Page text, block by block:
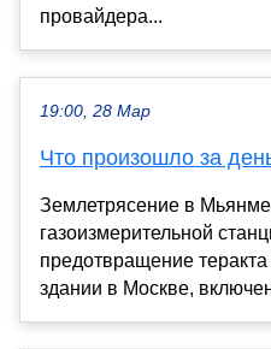
провайдера...
19:00, 28 Мар
Что произошло за
Землетрясение в
газоизмерительной
предотвращение
здании в Москве,